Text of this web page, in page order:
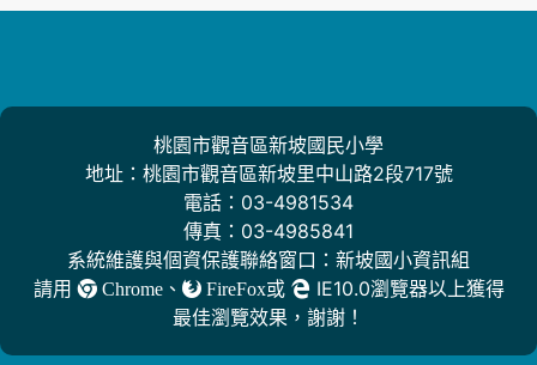
桃園市觀音區新坡國民小學
地址：桃園市觀音區新坡里中山路2段717號
電話：03-4981534
傳真：03-4985841
系統維護與個資保護聯絡窗口：新坡國小資訊組
請用
Chrome、 FireFox或
IE10.0瀏覽器以上獲得
最佳瀏覽效果，謝謝！